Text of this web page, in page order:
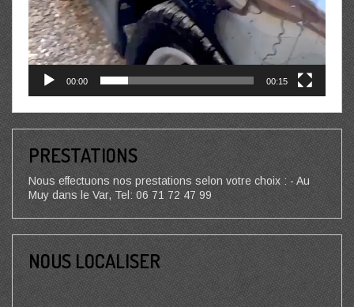
00:00 00:15
PRESTATIONS
Nous effectuons nos prestations selon votre choix : - Au
Muy dans le Var, Tel: 06 71 72 47 99
NOUS LOCALISER